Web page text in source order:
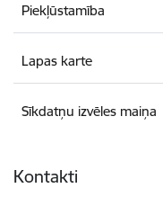
Piekļūstamība
Lapas karte
Sīkdatņu izvēles maiņa
Kontakti